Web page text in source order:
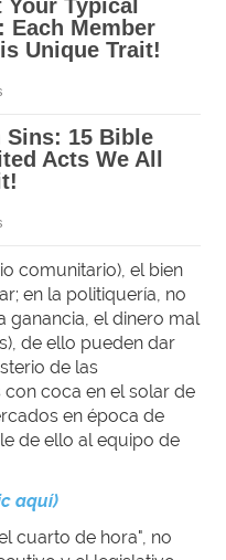
comunitario), el bien
en la politiquería, no
ganancia, el dinero mal
de ello pueden dar
de las
coca en el solar de
en época de
de ello al equipo de
aquí)
cuarto de hora", no